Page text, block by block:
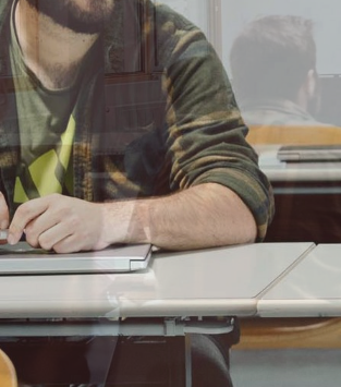
ÜBER UNS
Professorinnen/Professoren
Lehr- und Forschungsbeauftragte
Mitarbeiterinnen/Mitarbeiter
Absolventinnen/Absolventen